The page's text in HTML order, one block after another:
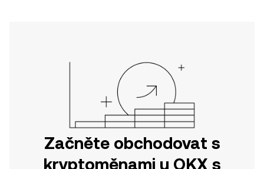
Začněte obchodovat s
kryptoměnami u OKX s